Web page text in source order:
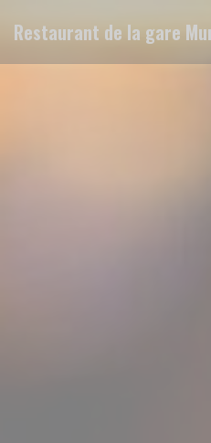
Restaurant de la gare